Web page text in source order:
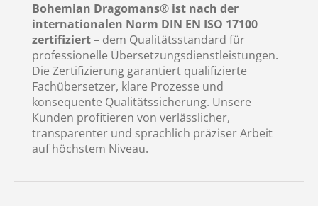
Bohemian Dragomans® ist nach der
internationalen Norm DIN EN ISO 17100
zertifiziert– dem Qualitätsstandard für
professionelle Übersetzungsdienstleistungen.
Die Zertifizierung garantiert qualifizierte
Fachübersetzer, klare Prozesse und
konsequente Qualitätssicherung. Unsere
Kunden profitieren von verlässlicher,
transparenter und sprachlich präziser Arbeit
auf höchstem Niveau.